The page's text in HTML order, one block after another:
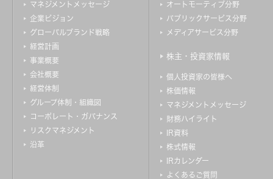
マネジメントメッセージ
企業ビジョン
グローバルブランド戦略
経営計画
事業概要
会社概要
経営体制
グループ体制・組織図
コーポレート・ガバナンス
リスクマネジメント
沿革
オートモーティブ分野
パブリックサービス分野
メディアサービス分野
株主・投資家情報
個人投資家の皆様へ
株価情報
マネジメントメッセージ
財務ハイライト
IR資料
株式情報
IRカレンダー
よくあるご質問